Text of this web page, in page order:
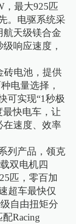
，最大925匹
。电驱系统采
航天级镁合金
响应速度，
砖电池，提供
电量选择，
可实现“1秒极
最快电车，让
在速度、效率
列产品，领克
双电机四
匹，零百加
超车最快仅
自由扭矩分
Racing